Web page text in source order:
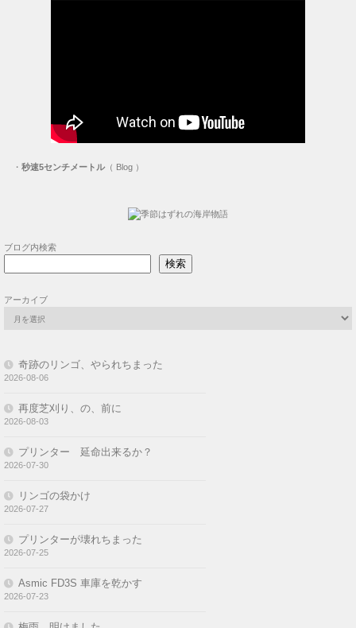
・ 秒速5センチメートル（ Blog ）
ブログ内検索
検索
アーカイブ
奇跡のリンゴ、やられちまった
2026-08-06
再度芝刈り、の、前に
2026-08-03
プリンター 延命出来るか？
2026-07-30
リンゴの袋かけ
2026-07-27
プリンターが壊れちまった
2026-07-25
Asmic FD3S 車庫を乾かす
2026-07-23